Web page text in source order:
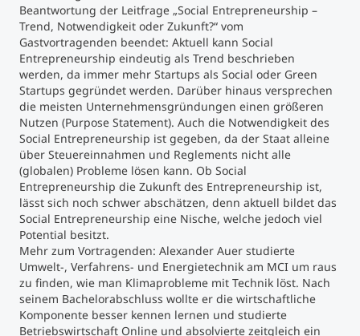
Beantwortung der Leitfrage „Social Entrepreneurship –
Trend, Notwendigkeit oder Zukunft?“ vom
Gastvortragenden beendet: Aktuell kann Social
Entrepreneurship eindeutig als Trend beschrieben
werden, da immer mehr Startups als Social oder Green
Startups gegründet werden. Darüber hinaus versprechen
die meisten Unternehmensgründungen einen größeren
Nutzen (Purpose Statement). Auch die Notwendigkeit des
Social Entrepreneurship ist gegeben, da der Staat alleine
über Steuereinnahmen und Reglements nicht alle
(globalen) Probleme lösen kann. Ob Social
Entrepreneurship die Zukunft des Entrepreneurship ist,
lässt sich noch schwer abschätzen, denn aktuell bildet das
Social Entrepreneurship eine Nische, welche jedoch viel
Potential besitzt.
Mehr zum Vortragenden: Alexander Auer studierte
Umwelt-, Verfahrens- und Energietechnik am MCI um raus
zu finden, wie man Klimaprobleme mit Technik löst. Nach
seinem Bachelorabschluss wollte er die wirtschaftliche
Komponente besser kennen lernen und studierte
Betriebswirtschaft Online und absolvierte zeitgleich ein